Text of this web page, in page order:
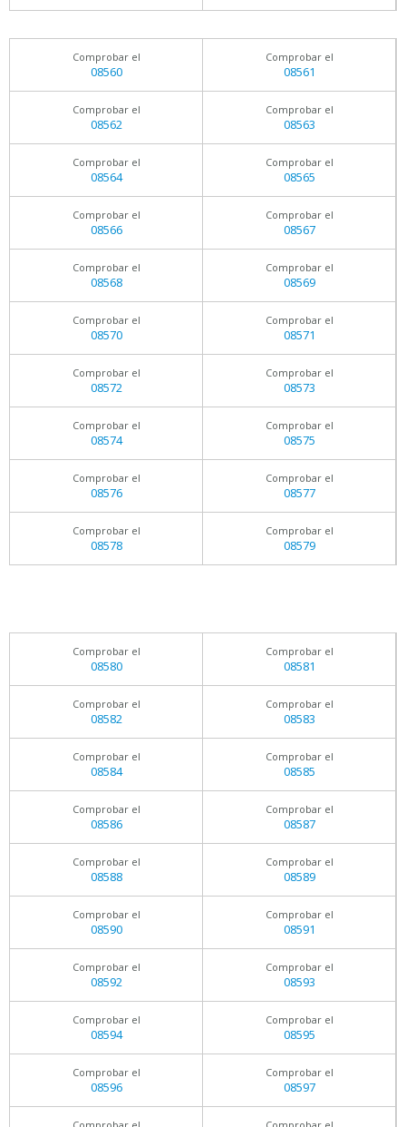
Comprobar el
08560
Comprobar el
08561
Comprobar el
08562
Comprobar el
08563
Comprobar el
08564
Comprobar el
08565
Comprobar el
08566
Comprobar el
08567
Comprobar el
08568
Comprobar el
08569
Comprobar el
08570
Comprobar el
08571
Comprobar el
08572
Comprobar el
08573
Comprobar el
08574
Comprobar el
08575
Comprobar el
08576
Comprobar el
08577
Comprobar el
08578
Comprobar el
08579
Comprobar el
08580
Comprobar el
08581
Comprobar el
08582
Comprobar el
08583
Comprobar el
08584
Comprobar el
08585
Comprobar el
08586
Comprobar el
08587
Comprobar el
08588
Comprobar el
08589
Comprobar el
08590
Comprobar el
08591
Comprobar el
08592
Comprobar el
08593
Comprobar el
08594
Comprobar el
08595
Comprobar el
08596
Comprobar el
08597